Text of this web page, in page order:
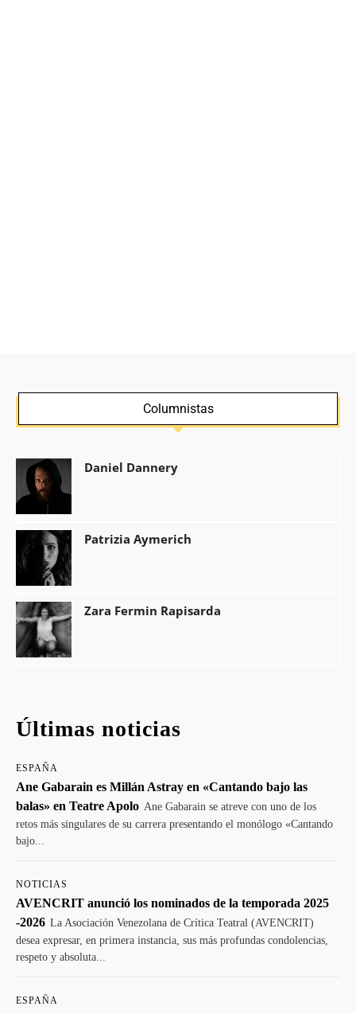
Columnistas
Daniel Dannery
Patrizia Aymerich
Zara Fermin Rapisarda
Últimas noticias
ESPAÑA
Ane Gabarain es Millán Astray en «Cantando bajo las
balas» en Teatre Apolo Ane Gabarain se atreve con uno de los
retos más singulares de su carrera presentando el monólogo «Cantando
bajo...
NOTICIAS
AVENCRIT anunció los nominados de la temporada 2025
-2026 La Asociación Venezolana de Crítica Teatral (AVENCRIT)
desea expresar, en primera instancia, sus más profundas condolencias,
respeto y absoluta...
ESPAÑA